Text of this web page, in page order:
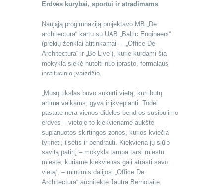
Erdvės kūrybai, sportui ir atradimams
Naująją progimnaziją projektavo MB „De
architectura“ kartu su UAB „Baltic Engineers“
(prekių ženklai atitinkamai – „Office De
Architectura“ ir „Be Live“), kurie kurdami šią
mokyklą siekė nutolti nuo įprasto, formalaus
institucinio įvaizdžio.
„Mūsų tikslas buvo sukurti vietą, kuri būtų
artima vaikams, gyva ir įkvepianti. Todėl
pastate nėra vienos didelės bendros susibūrimo
erdvės – vietoje to kiekviename aukšte
suplanuotos skirtingos zonos, kurios kviečia
tyrinėti, ilsėtis ir bendrauti. Kiekviena jų siūlo
savitą patirtį – mokykla tampa tarsi miestu
mieste, kuriame kiekvienas gali atrasti savo
vietą“, – mintimis dalijosi „Office De
Architectura“ architektė Jautra Bernotaitė.